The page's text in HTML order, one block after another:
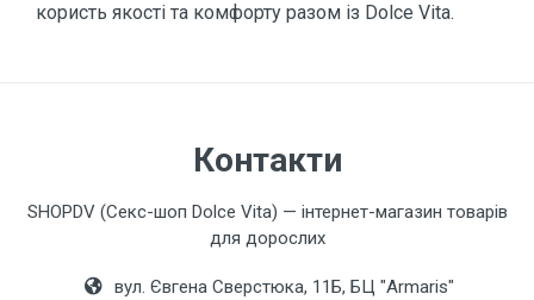
користь якості та комфорту разом із Dolce Vita.
Контакти
SHOPDV (Секс-шоп Dolce Vita) — інтернет-магазин товарів
для дорослих
вул. Євгена Сверстюка, 11Б, БЦ "Armaris"